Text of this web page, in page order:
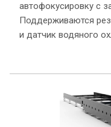
автофокусировку с
Поддерживаются
и датчик водяного